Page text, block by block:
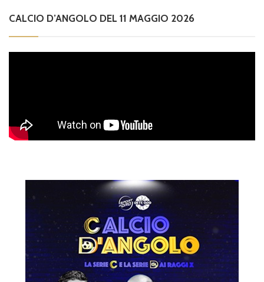
CALCIO D’ANGOLO DEL 11 MAGGIO 2026